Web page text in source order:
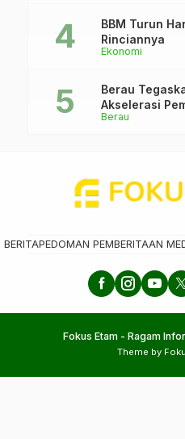
Ekonomi
BBM Turun
Rinciannya
Berau
Berau
Akselerasi
BERITAPEDOMAN PEMBERITAAN
Fokus Etam - Ragam
Theme by